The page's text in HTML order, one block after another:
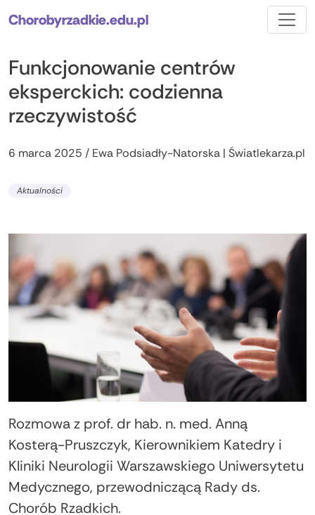
Chorobyrzadkie.edu.pl
Funkcjonowanie centrów
eksperckich: codzienna
rzeczywistość
6 marca 2025 / Ewa Podsiadły-Natorska | Światlekarza.pl
Aktualności
Rozmowa z prof. dr hab. n. med. Anną
Kosterą-Pruszczyk, Kierownikiem Katedry i
Kliniki Neurologii Warszawskiego Uniwersytetu
Medycznego, przewodniczącą Rady ds.
Chorób Rzadkich.